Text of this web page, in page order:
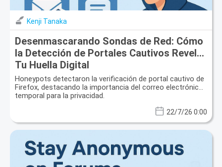
Kenji Tanaka
Desenmascarando Sondas de Red: Cómo
la Detección de Portales Cautivos Revela
Tu Huella Digital
Honeypots detectaron la verificación de portal cautivo de
Firefox, destacando la importancia del correo electrónico
temporal para la privacidad.
22/7/26 0:00